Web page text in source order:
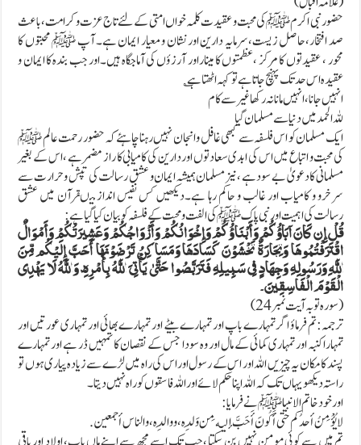
حضور نبی اکرم ﷺ کی محبت و عقیدت کلمہ خواں امتی کے لئے تاج عزت و کرامت ،باعث
صد افتخار،حاصل زیست،سرمایہ دارین اور نشان و معیار ایمان ہے۔ آپ ﷺ محبتوں کا
محور ، عقیدتوں کا مرکز ،عظمتوں کا میناراور آرزؤں کی آماجگاہ ہیں۔اور جب بندہ کا ایمان و
عقیدہ اس حد تک پہنچ جاتا ہے تو کہہ اٹھتا ہے ؎
انہیں جانا ،انہیں مانا نہ رکھا غیر سے کام
للہ الحمدمیں دنیا سے مسلمان گیا
ایک مسلمان کو اس فلسفہ سے کبھی غافل و انجان نہیں رہنا چاہئے کہ حضور رحمت عالم ﷺ
کی محبت و اتباع میں اس کی ابدی سعادتوں اور دارین کی کامیابی کا راز مضمر ہے ، اس کے بغیر
مسلمانی کا دعویٰ بے سود ہے ،نیز مسلمان ہمیشہ ایمان و عشق رسالت کی تپش و حرارت سے
سرخرو و کامیاب اور غالب و حاکم رہا ہے۔دیکھیں کس نفیس انداز میںقرآن میں عشق
رسالت کی اہمیت اور نبی پاک ﷺ کی الفت ومحبت کے فلسفہ کو بیان کیا گیا ہے:
قُلْ إِن كَانَ آبَاؤُكُمْ وَأَبْنَاؤُكُمْ وَإِخْوَانُكُمْ وَأَزْوَاجُكُمْ وَعَشِيرَتُكُمْ وَأَمْوَالٌ
اقْتَرَفْتُمُوهَا وَتِجَارَةٌ تَخْشَوْنَ كَسَادَهَا وَمَسَاكِنُ تَرْضَوْنَهَا أَحَبَّ إِلَيْكُم مِّنَ
اللَّهِ وَرَسُولِهِ وَجِهَادٍ فِي سَبِيلِهِ فَتَرَبَّصُوا حَتَّىٰ يَأْتِيَ اللَّهُ بِأَمْرِهِ ۗ وَاللَّهُ لَا يَهْدِي
الْقَوْمَ الْفَاسِقِينَ۔
(سورہ توبہ آیت نمبر24)
ترجمہ:تم فرماؤ اگر تمہارے باپ اور تمہارے بیٹے اور تمہارے بھائی اور تمہاری عورتیں اور
تمہارا کنبہ اور تمہاری کمائی کے مال اور وہ سودا جس کے نقصان کا تمہیں ڈر ہے اور تمہارے
پسند کا مکان یہ چیزیں اللہ اور اس کے رسول اور اس کی راہ میں لڑے سے زیادہ پیاری ہوں تو
راستہ دیکھو یہاں تک کہ اللہ اپنا حکم لائے اور اللہ فاسقوں کو راہ نہیں دیتا۔
اور خود خاتم الانبیا ﷺ نے فرمایا :
لا يُؤْمِنُ أحدُكم حتى أَكُونَ أَحَبَّ إليه مِن وَلَدِه، ووالِدِه، والناس أجمعين.